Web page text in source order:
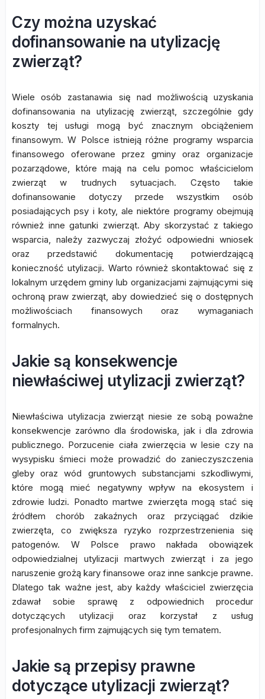
Czy można uzyskać
dofinansowanie na utylizację
zwierząt?
Wiele osób zastanawia się nad możliwością uzyskania
dofinansowania na utylizację zwierząt, szczególnie gdy
koszty tej usługi mogą być znacznym obciążeniem
finansowym. W Polsce istnieją różne programy wsparcia
finansowego oferowane przez gminy oraz organizacje
pozarządowe, które mają na celu pomoc właścicielom
zwierząt w trudnych sytuacjach. Często takie
dofinansowanie dotyczy przede wszystkim osób
posiadających psy i koty, ale niektóre programy obejmują
również inne gatunki zwierząt. Aby skorzystać z takiego
wsparcia, należy zazwyczaj złożyć odpowiedni wniosek
oraz przedstawić dokumentację potwierdzającą
konieczność utylizacji. Warto również skontaktować się z
lokalnym urzędem gminy lub organizacjami zajmującymi się
ochroną praw zwierząt, aby dowiedzieć się o dostępnych
możliwościach finansowych oraz wymaganiach
formalnych.
Jakie są konsekwencje
niewłaściwej utylizacji zwierząt?
Niewłaściwa utylizacja zwierząt niesie ze sobą poważne
konsekwencje zarówno dla środowiska, jak i dla zdrowia
publicznego. Porzucenie ciała zwierzęcia w lesie czy na
wysypisku śmieci może prowadzić do zanieczyszczenia
gleby oraz wód gruntowych substancjami szkodliwymi,
które mogą mieć negatywny wpływ na ekosystem i
zdrowie ludzi. Ponadto martwe zwierzęta mogą stać się
źródłem chorób zakaźnych oraz przyciągać dzikie
zwierzęta, co zwiększa ryzyko rozprzestrzenienia się
patogenów. W Polsce prawo nakłada obowiązek
odpowiedzialnej utylizacji martwych zwierząt i za jego
naruszenie grożą kary finansowe oraz inne sankcje prawne.
Dlatego tak ważne jest, aby każdy właściciel zwierzęcia
zdawał sobie sprawę z odpowiednich procedur
dotyczących utylizacji oraz korzystał z usług
profesjonalnych firm zajmujących się tym tematem.
Jakie są przepisy prawne
dotyczące utylizacji zwierząt?